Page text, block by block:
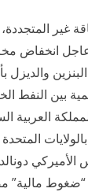
غير
#عاجل انخفاض
بين النفط
اندلعت سنة 2014، مع
المتحدة
الأميركي
“ضغوط